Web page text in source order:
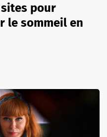
pour
le sommeil en